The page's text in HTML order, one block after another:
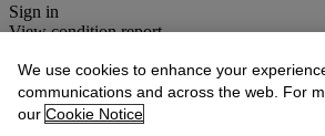
Sign in
View condition report
Lot Essay
La scène représente la version réduite d'un
We use cookies to enhance your
communications and across the web. For
our Cookie Notice